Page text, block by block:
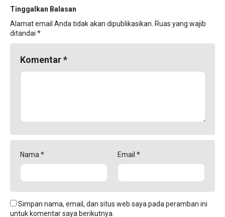
Tinggalkan Balasan
Alamat email Anda tidak akan dipublikasikan. Ruas yang wajib
ditandai *
Komentar*
Nama * Email *
Simpan nama, email, dan situs web saya pada peramban ini
untuk komentar saya berikutnya.